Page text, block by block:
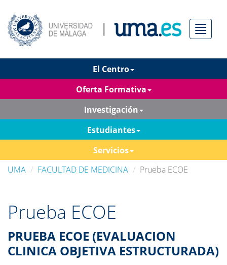
Menú
El Centro
Oferta Formativa
Investigación
Estudiantes
Servicios
UMA
FACULTAD DE MEDICINA Prueba ECOE
Prueba ECOE
PRUEBA ECOE (EVALUACION
CLINICA OBJETIVA ESTRUCTURADA)